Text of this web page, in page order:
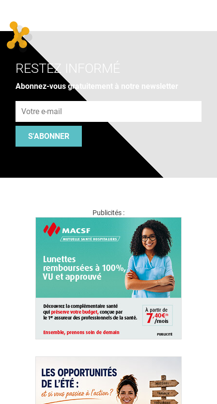
RESTEZ INFORMÉ
Abonnez-vous gratuitement à notre newsletter
S'ABONNER
Publicités :